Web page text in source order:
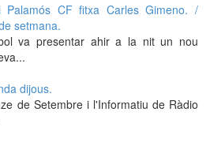
Palamós CF fitxa Carles Gimeno. /
setmana.
va presentar ahir a la nit un nou
dijous.
de Setembre i l'Informatiu de Ràdio